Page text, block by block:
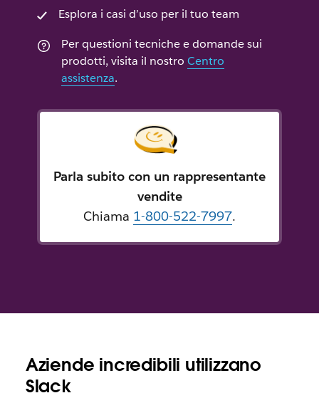
Esplora i casi d’uso per il tuo team
Per questioni tecniche e domande sui
prodotti, visita il nostro Centro
assistenza.
Parla subito con un rappresentante
vendite
Chiama 1-800-522-7997.
Aziende incredibili utilizzano
Slack